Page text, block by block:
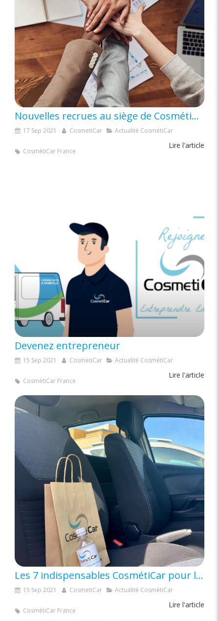
Nouvelles recrues au siège de CosmétiCar : Deux nouveaux talents rejoignent l’équipe !
17 Sep 2021 CosmetiCar Actualité CosmétiCar
Lire l'article
CosmétiCar France
Devenez entrepreneur
15 Sep 2021 CosmetiCar Actualité CosmétiCar
Lire l'article
CosmétiCar France
Les 7 indispensables CosmétiCar pour la rentrée
15 Sep 2021 CosmetiCar Actualité CosmétiCar
Lire l'article
CosmétiCar France